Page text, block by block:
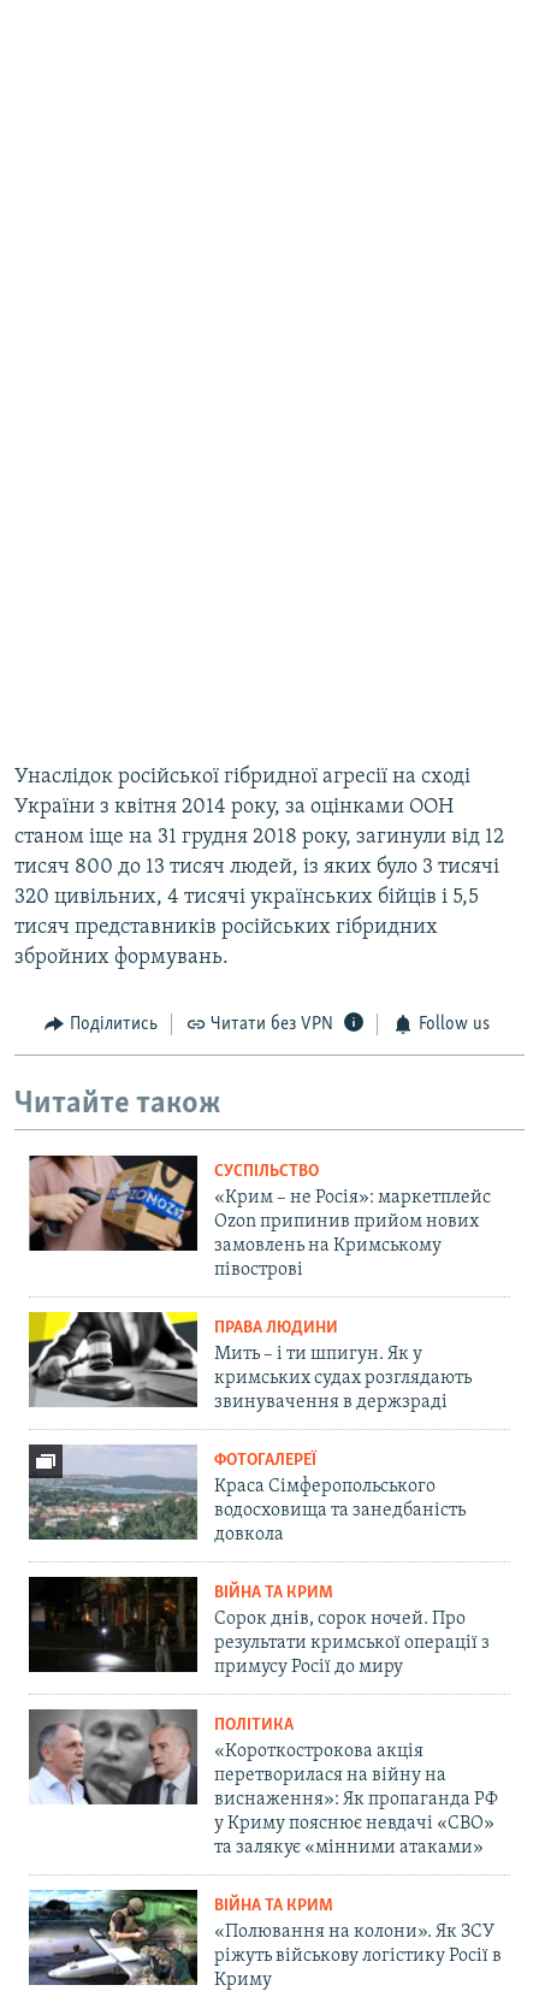
Унаслідок російської гібридної агресії на сході
України з квітня 2014 року, за оцінками ООН
станом іще на 31 грудня 2018 року, загинули від 12
тисяч 800 до 13 тисяч людей, із яких було 3 тисячі
320 цивільних, 4 тисячі українських бійців і 5,5
тисяч представників російських гібридних
збройних формувань.
Поділитись Читати без VPN Follow us
Читайте також
СУСПІЛЬСТВО
«Крим – не Росія»: маркетплейс
Ozon припинив прийом нових
замовлень на Кримському
півострові
ПРАВА ЛЮДИНИ
Мить – і ти шпигун. Як у
кримських судах розглядають
звинувачення в держзраді
ФОТОГАЛЕРЕЇ
Краса Сімферопольського
водосховища та занедбаність
довкола
ВІЙНА ТА КРИМ
Сорок днів, сорок ночей. Про
результати кримської операції з
примусу Росії до миру
ПОЛІТИКА
«Короткострокова акція
перетворилася на війну на
виснаження»: Як пропаганда РФ
у Криму пояснює невдачі «СВО»
та залякує «мінними атаками»
ВІЙНА ТА КРИМ
«Полювання на колони». Як ЗСУ
ріжуть військову логістику Росії в
Криму